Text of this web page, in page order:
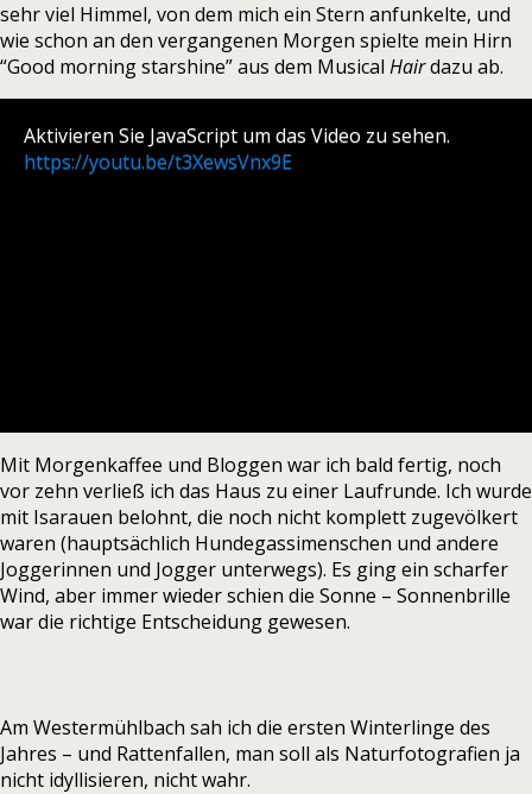
sehr viel Himmel, von dem mich ein Stern anfunkelte, und
wie schon an den vergangenen Morgen spielte mein Hirn
“Good morning starshine” aus dem Musical Hairdazu ab.
Aktivieren Sie JavaScript um das Video zu sehen.
https://youtu.be/t3XewsVnx9E
Mit Morgenkaffee und Bloggen war ich bald fertig, noch
vor zehn verließ ich das Haus zu einer Laufrunde. Ich wurde
mit Isarauen belohnt, die noch nicht komplett zugevölkert
waren (hauptsächlich Hundegassimenschen und andere
Joggerinnen und Jogger unterwegs). Es ging ein scharfer
Wind, aber immer wieder schien die Sonne – Sonnenbrille
war die richtige Entscheidung gewesen.
Am Westermühlbach sah ich die ersten Winterlinge des
Jahres – und Rattenfallen, man soll als Naturfotografien ja
nicht idyllisieren, nicht wahr.